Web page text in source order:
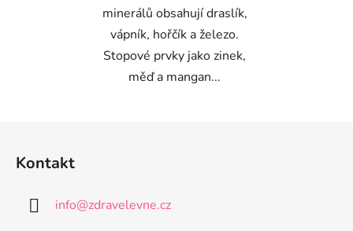
minerálů obsahují draslík,
vápník, hořčík a železo.
Stopové prvky jako zinek,
měď a mangan...
Kontakt
info@zdravelevne.cz